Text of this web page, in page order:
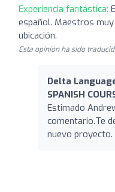
Experiencia fantástica:
español. Maestros
ubicación.
Esta opinión ha sido
Delta
SPANISH
Estimado
comentario.Te
nuevo proyecto.